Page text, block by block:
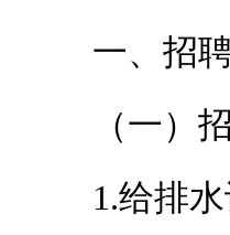
一、招
（一）
1.给排